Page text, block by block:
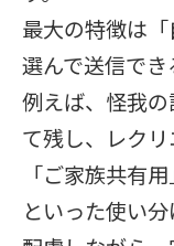
最大の特徴は
選んで送信でき
例えば、怪我
て残し、レク
「ご家族共有
といった使い